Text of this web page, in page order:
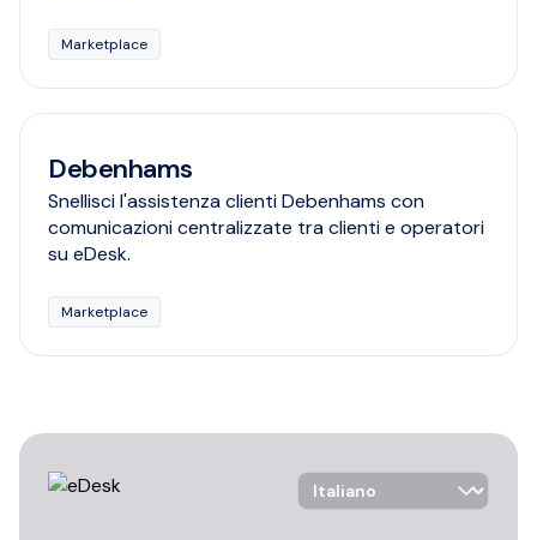
Marketplace
Debenhams
Snellisci l'assistenza clienti Debenhams con
comunicazioni centralizzate tra clienti e operatori
su eDesk.
Marketplace
Language Selector